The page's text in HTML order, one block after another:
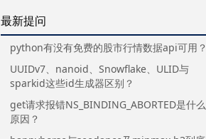
最新提问
python有没有免费的股市行情数据api可用？
UUIDv7、nanoid、Snowflake、ULID与
sparkid这些id生成器区别？
get请求报错NS_BINDING_ABORTED是什么
原因？